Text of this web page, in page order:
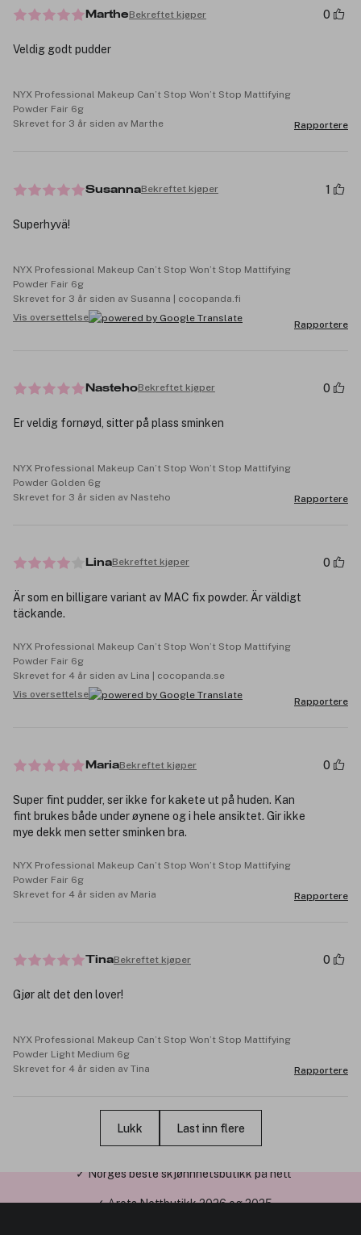
MartheBekreftet kjøper 0
Veldig godt pudder
NYX Professional Makeup Can’t Stop Won’t Stop Mattifying
Powder Fair 6g
Skrevet for 3 år siden av Marthe
Rapportere
SusannaBekreftet kjøper 1
Superhyvä!
NYX Professional Makeup Can’t Stop Won’t Stop Mattifying
Powder Fair 6g
Skrevet for 3 år siden av Susanna | cocopanda.fi
Vis oversettelse
Rapportere
NastehoBekreftet kjøper 0
Er veldig fornøyd, sitter på plass sminken
NYX Professional Makeup Can’t Stop Won’t Stop Mattifying
Powder Golden 6g
Skrevet for 3 år siden av Nasteho
Rapportere
LinaBekreftet kjøper 0
Är som en billigare variant av MAC fix powder. Är väldigt
täckande.
NYX Professional Makeup Can’t Stop Won’t Stop Mattifying
Powder Fair 6g
Skrevet for 4 år siden av Lina | cocopanda.se
Vis oversettelse
Rapportere
MariaBekreftet kjøper 0
Super fint pudder, ser ikke for kakete ut på huden. Kan
fint brukes både under øynene og i hele ansiktet. Gir ikke
mye dekk men setter sminken bra.
NYX Professional Makeup Can’t Stop Won’t Stop Mattifying
Powder Fair 6g
Skrevet for 4 år siden av Maria
Rapportere
TinaBekreftet kjøper 0
Gjør alt det den lover!
NYX Professional Makeup Can’t Stop Won’t Stop Mattifying
Powder Light Medium 6g
Skrevet for 4 år siden av Tina
Rapportere
Lukk Last inn flere